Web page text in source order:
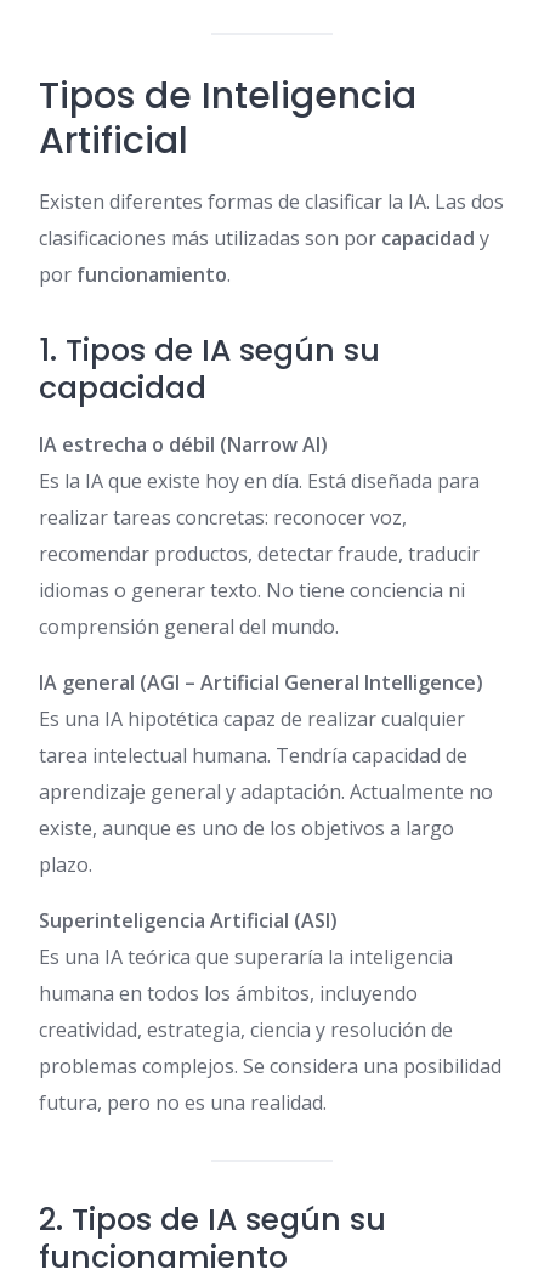
Tipos de Inteligencia
Artificial
Existen diferentes formas de clasificar la IA. Las dos
clasificaciones más utilizadas son por capacidad y
por funcionamiento.
1. Tipos de IA según su
capacidad
IA estrecha o débil (Narrow AI)
Es la IA que existe hoy en día. Está diseñada para
realizar tareas concretas: reconocer voz,
recomendar productos, detectar fraude, traducir
idiomas o generar texto. No tiene conciencia ni
comprensión general del mundo.
IA general (AGI – Artificial General Intelligence)
Es una IA hipotética capaz de realizar cualquier
tarea intelectual humana. Tendría capacidad de
aprendizaje general y adaptación. Actualmente no
existe, aunque es uno de los objetivos a largo
plazo.
Superinteligencia Artificial (ASI)
Es una IA teórica que superaría la inteligencia
humana en todos los ámbitos, incluyendo
creatividad, estrategia, ciencia y resolución de
problemas complejos. Se considera una posibilidad
futura, pero no es una realidad.
2. Tipos de IA según su
funcionamiento